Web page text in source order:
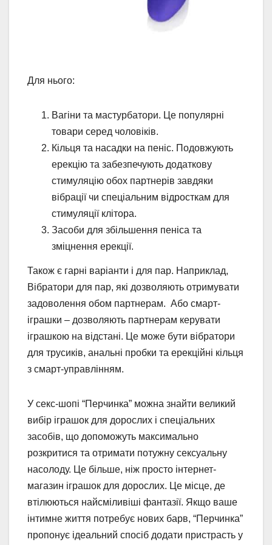
Для нього:
Вагіни та мастурбатори. Це популярні
товари серед чоловіків.
Кільця та насадки на пеніс. Подовжують
ерекцію та забезпечують додаткову
стимуляцію обох партнерів завдяки
вібрації чи спеціальним відросткам для
стимуляції клітора.
Засоби для збільшення пеніса та
зміцнення ерекції.
Також є гарні варіанти і для пар. Наприклад,
Вібратори для пар, які дозволяють отримувати
задоволення обом партнерам. Або смарт-
іграшки – дозволяють партнерам керувати
іграшкою на відстані. Це може бути вібратори
для трусиків, анальні пробки та ерекційні кільця
з смарт-управлінням.
У секс-шопі “Перчинка” можна знайти великий
вибір іграшок для дорослих і спеціальних
засобів, що допоможуть максимально
розкритися та отримати потужну сексуальну
насолоду. Це більше, ніж просто інтернет-
магазин іграшок для дорослих. Це місце, де
втілюються найсміливіші фантазії. Якщо ваше
інтимне життя потребує нових барв, “Перчинка”
пропонує ідеальний спосіб додати пристрасть у